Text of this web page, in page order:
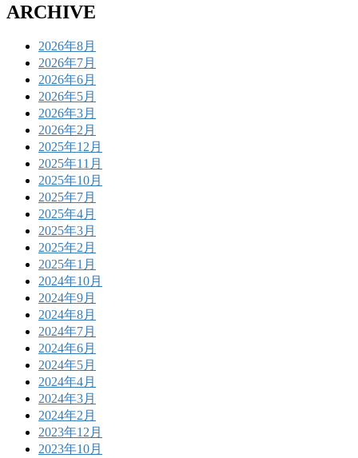
ARCHIVE
2026年8月
2026年7月
2026年6月
2026年5月
2026年3月
2026年2月
2025年12月
2025年11月
2025年10月
2025年7月
2025年4月
2025年3月
2025年2月
2025年1月
2024年10月
2024年9月
2024年8月
2024年7月
2024年6月
2024年5月
2024年4月
2024年3月
2024年2月
2023年12月
2023年10月